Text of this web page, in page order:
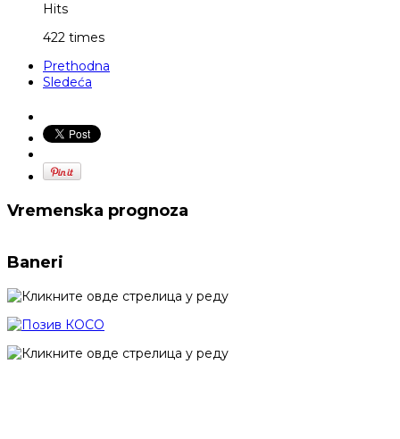
Hits
422 times
Prethodna
Sledeća
Vremenska prognoza
Baneri